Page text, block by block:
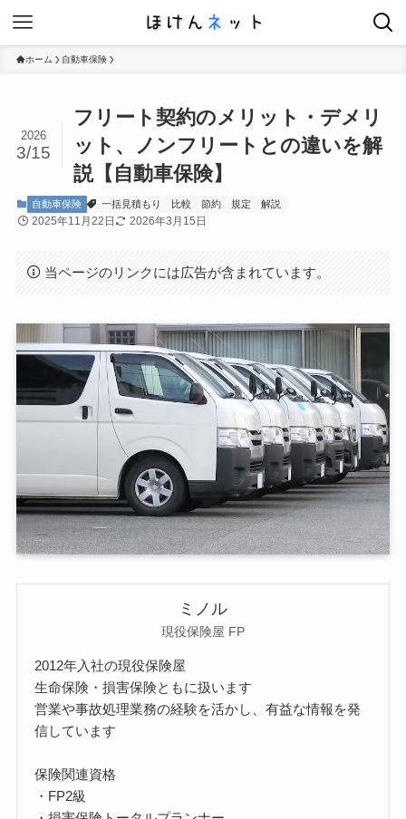
ホーム 自動車保険
フリート契約のメリット・デメリ
ット、ノンフリートとの違いを解
説【自動車保険】
2026
3/15
自動車保険 一括見積もり 比較 節約 規定 解説
2025年11月22日 2026年3月15日
当ページのリンクには広告が含まれています。
ミノル
現役保険屋 FP
2012年入社の現役保険屋
生命保険・損害保険ともに扱います
営業や事故処理業務の経験を活かし、有益な情報を発
信しています
保険関連資格
・FP2級